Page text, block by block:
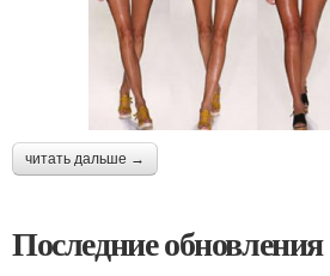
читать дальше →
Последние обновления